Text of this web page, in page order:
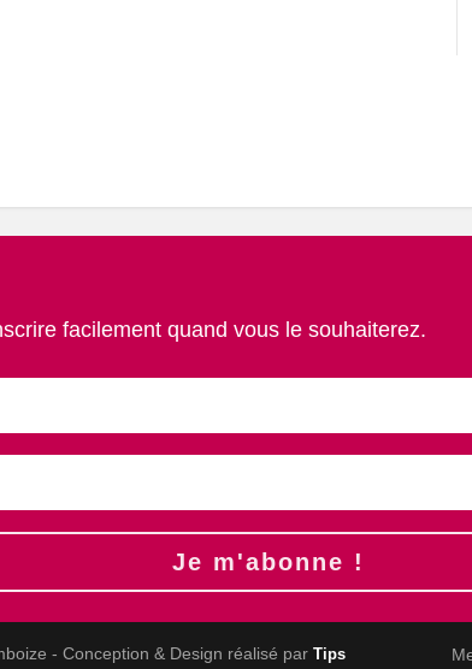
facilement quand vous le souhaiterez.
Je m'abonne !
- Conception & Design réalisé parTips